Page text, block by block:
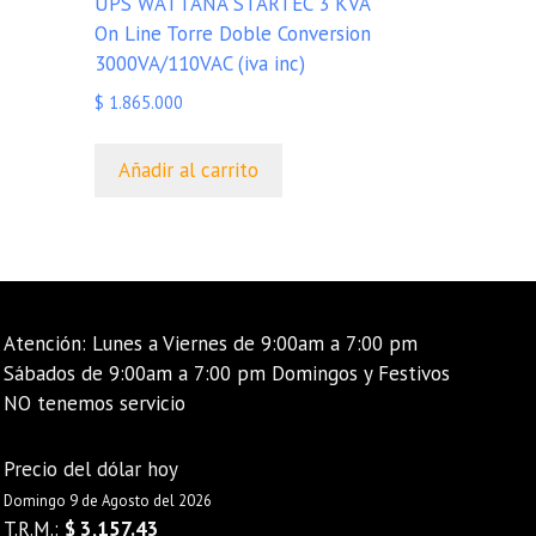
On Line Torre Doble Conversion
3000VA/110VAC (iva inc)
$ 1.865.000
Añadir al carrito
Atención: Lunes a Viernes de 9:00am a 7:00 pm
Sábados de 9:00am a 7:00 pm Domingos y Festivos
NO tenemos servicio
Precio del dólar hoy
Domingo 9 de Agosto del 2026
T.R.M.: $ 3,157.43